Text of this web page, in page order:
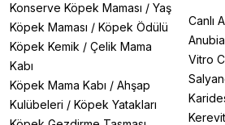
Konserve Köpek Maması / Yaş
Köpek Maması / Köpek Ödülü
Köpek Kemik / Çelik Mama
Kabı
Köpek Mama Kabı / Ahşap
Kulübeleri / Köpek Yatakları
Canlı
Vitro
Kerevit